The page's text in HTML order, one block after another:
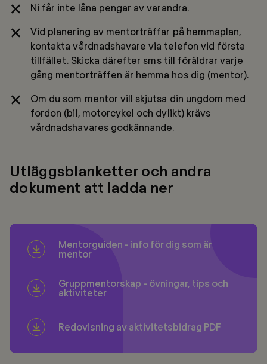
Ni får inte låna pengar av varandra.
Vid planering av mentorträffar på hemmaplan,
kontakta vårdnadshavare via telefon vid första
tillfället. Skicka därefter sms till föräldrar varje
gång mentorträffen är hemma hos dig (mentor).
Om du som mentor vill skjutsa din ungdom med
fordon (bil, motorcykel och dylikt) krävs
vårdnadshavares godkännande.
Utläggsblanketter och andra
dokument att ladda ner
Mentorguiden - info för dig som är
mentor
Gruppmentorskap - övningar, tips och
aktiviteter
Redovisning av aktivitetsbidrag PDF